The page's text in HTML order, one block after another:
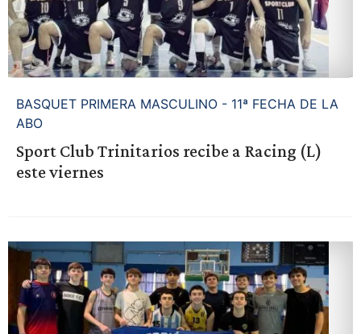
BASQUET PRIMERA MASCULINO - 11ª FECHA DE LA
ABO
Sport Club Trinitarios recibe a Racing (L)
este viernes